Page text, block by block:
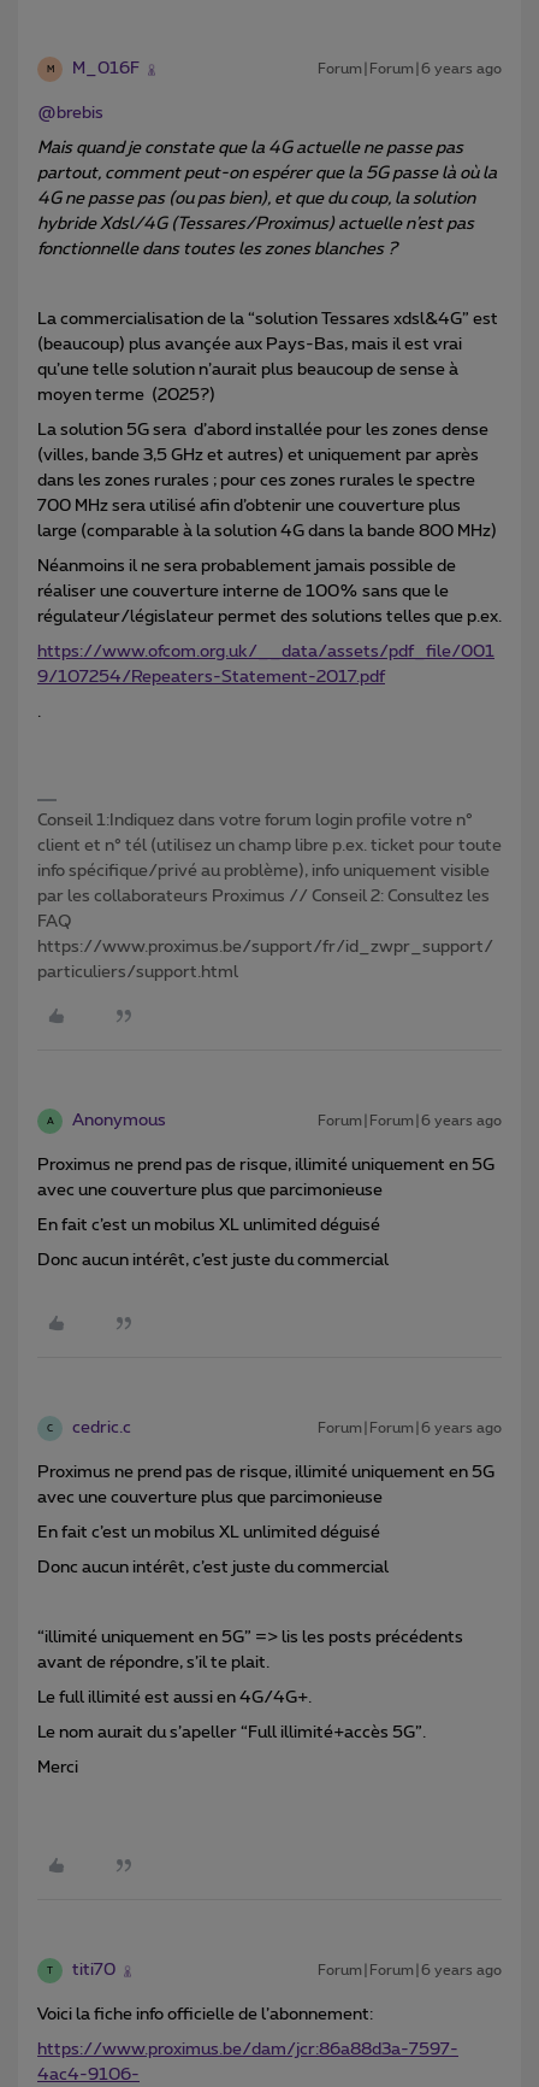
M M_016F Forum|Forum|6 years ago
@brebis
Mais quand je constate que la 4G actuelle ne passe pas
partout, comment peut-on espérer que la 5G passe là où la
4G ne passe pas (ou pas bien), et que du coup, la solution
hybride Xdsl/4G (Tessares/Proximus) actuelle n’est pas
fonctionnelle dans toutes les zones blanches ?
La commercialisation de la “solution Tessares xdsl&4G” est
(beaucoup) plus avançée aux Pays-Bas, mais il est vrai
qu’une telle solution n’aurait plus beaucoup de sense à
moyen terme (2025?)
La solution 5G sera d’abord installée pour les zones dense
(villes, bande 3,5 GHz et autres) et uniquement par après
dans les zones rurales ; pour ces zones rurales le spectre
700 MHz sera utilisé afin d’obtenir une couverture plus
large (comparable à la solution 4G dans la bande 800 MHz)
Néanmoins il ne sera probablement jamais possible de
réaliser une couverture interne de 100% sans que le
régulateur/législateur permet des solutions telles que p.ex.
https://www.ofcom.org.uk/__data/assets/pdf_file/001
9/107254/Repeaters-Statement-2017.pdf
.
Conseil 1:Indiquez dans votre forum login profile votre n°
client et n° tél (utilisez un champ libre p.ex. ticket pour toute
info spécifique/privé au problème), info uniquement visible
par les collaborateurs Proximus // Conseil 2: Consultez les
FAQ
https://www.proximus.be/support/fr/id_zwpr_support/
particuliers/support.html
A Anonymous Forum|Forum|6 years ago
Proximus ne prend pas de risque, illimité uniquement en 5G
avec une couverture plus que parcimonieuse
En fait c’est un mobilus XL unlimited déguisé
Donc aucun intérêt, c’est juste du commercial
C cedric.c Forum|Forum|6 years ago
Proximus ne prend pas de risque, illimité uniquement en 5G
avec une couverture plus que parcimonieuse
En fait c’est un mobilus XL unlimited déguisé
Donc aucun intérêt, c’est juste du commercial
“illimité uniquement en 5G” => lis les posts précédents
avant de répondre, s’il te plait.
Le full illimité est aussi en 4G/4G+.
Le nom aurait du s’apeller “Full illimité+accès 5G”.
Merci
T titi70 Forum|Forum|6 years ago
Voici la fiche info officielle de l’abonnement:
https://www.proximus.be/dam/jcr:86a88d3a-7597-
4ac4-9106-